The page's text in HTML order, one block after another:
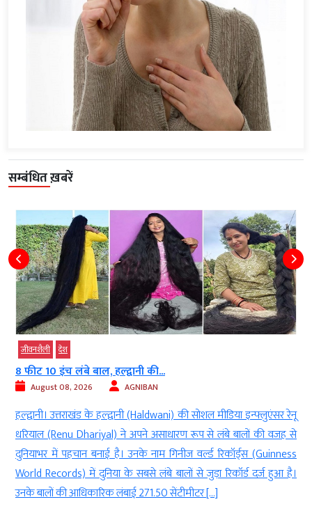
सम्बंधित ख़बरें
जीवनशैली देश
8 फीट 10 इंच लंबे बाल, हल्द्वानी की...
August 08, 2026 AGNIBAN
हल्द्वानी। उत्तराखंड के हल्द्वानी (Haldwani) की सोशल मीडिया इन्फ्लुएंसर रेनू
धरियाल (Renu Dhariyal) ने अपने असाधारण रूप से लंबे बालों की वजह से
दुनियाभर में पहचान बनाई है। उनके नाम गिनीज वर्ल्ड रिकॉर्ड्स (Guinness
World Records) में दुनिया के सबसे लंबे बालों से जुड़ा रिकॉर्ड दर्ज हुआ है।
उनके बालों की आधिकारिक लंबाई 271.50 सेंटीमीटर […]